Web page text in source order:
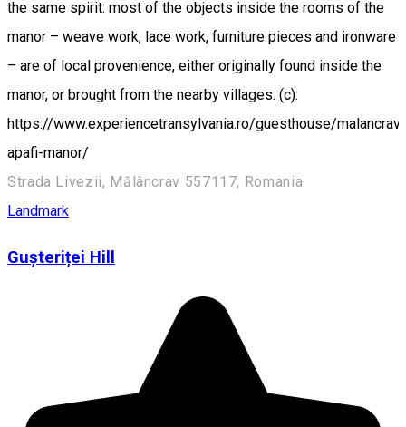
the same spirit: most of the objects inside the rooms of the
manor – weave work, lace work, furniture pieces and ironware
– are of local provenience, either originally found inside the
manor, or brought from the nearby villages. (c):
https://www.experiencetransylvania.ro/guesthouse/malancrav-
apafi-manor/
Strada Livezii, Mălâncrav 557117, Romania
Landmark
Gușteriței Hill